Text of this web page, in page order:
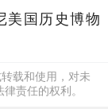
美国历史博物
载和使用，对未
责任的权利。